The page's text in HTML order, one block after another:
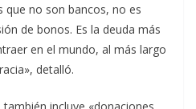
que no son bancos, no es
de bonos. Es la deuda más
en el mundo, al más largo
detalló.